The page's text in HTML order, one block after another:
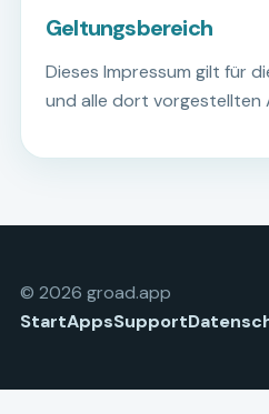
Geltungsbereich
Dieses Impressum gilt für
und alle dort vorgestellten
© 2026 groad.app
StartAppsSupport